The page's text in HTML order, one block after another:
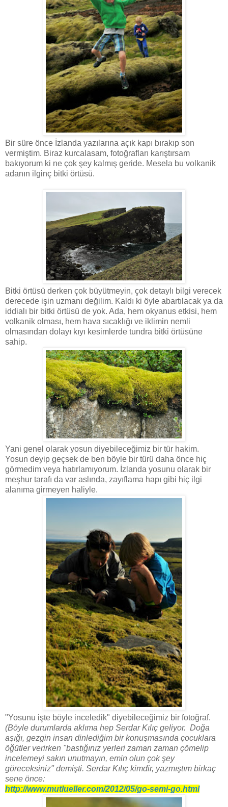
Bir süre önce İzlanda yazılarına açık kapı bırakıp son
vermiştim. Biraz kurcalasam, fotoğrafları karıştırsam
bakıyorum ki ne çok şey kalmış geride. Mesela bu volkanik
adanın ilginç bitki örtüsü.
Bitki örtüsü derken çok büyütmeyin, çok detaylı bilgi verecek
derecede işin uzmanı değilim. Kaldı ki öyle abartılacak ya da
iddialı bir bitki örtüsü de yok. Ada, hem okyanus etkisi, hem
volkanik olması, hem hava sıcaklığı ve iklimin nemli
olmasından dolayı kıyı kesimlerde tundra bitki örtüsüne
sahip.
Yani genel olarak yosun diyebileceğimiz bir tür hakim.
Yosun deyip geçsek de ben böyle bir türü daha önce hiç
görmedim veya hatırlamıyorum. İzlanda yosunu olarak bir
meşhur tarafı da var aslında, zayıflama hapı gibi hiç ilgi
alanıma girmeyen haliyle.
"Yosunu işte böyle inceledik" diyebileceğimiz bir fotoğraf.
(Böyle durumlarda aklıma hep Serdar Kılıç geliyor. Doğa
aşığı, gezgin insan dinlediğim bir konuşmasında çocuklara
öğütler verirken "bastığınız yerleri zaman zaman çömelip
incelemeyi sakın unutmayın, emin olun çok şey
göreceksiniz" demişti. Serdar Kılıç kimdir, yazmıştım birkaç
sene önce:
http://www.mutlueller.com/2012/05/go-semi-go.html